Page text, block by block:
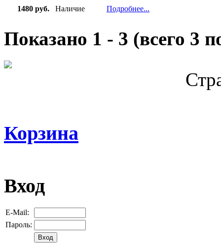
1480 руб. Наличие Подробнее...
Показано 1 - 3 (всего 3
Корзина
Вход
E-Mail:
Пароль: